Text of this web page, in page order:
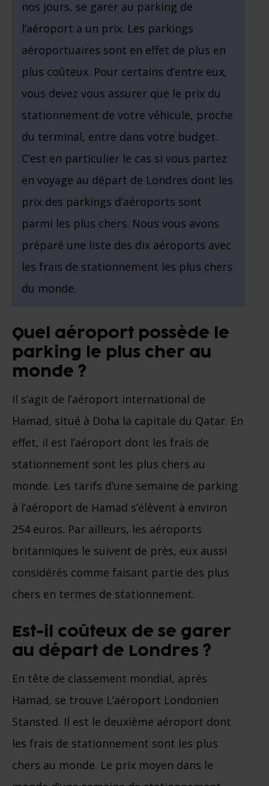
nos jours, se garer au parking de
l’aéroport a un prix. Les parkings
aéroportuaires sont en effet de plus en
plus coûteux. Pour certains d’entre eux,
vous devez vous assurer que le prix du
stationnement de votre véhicule, proche
du terminal, entre dans votre budget.
C’est en particulier le cas si vous partez
en voyage au départ de Londres dont les
prix des parkings d’aéroports sont
parmi les plus chers. Nous vous avons
préparé une liste des dix aéroports avec
les frais de stationnement les plus chers
du monde.
Quel aéroport possède le
parking le plus cher au
monde ?
Il s’agit de l’aéroport international de
Hamad, situé à Doha la capitale du Qatar. En
effet, il est l’aéroport dont les frais de
stationnement sont les plus chers au
monde. Les tarifs d’une semaine de parking
à l’aéroport de Hamad s’élèvent à environ
254 euros. Par ailleurs, les aéroports
britanniques le suivent de près, eux aussi
considérés comme faisant partie des plus
chers en termes de stationnement.
Est-il coûteux de se garer
au départ de Londres ?
En tête de classement mondial, après
Hamad, se trouve L’aéroport Londonien
Stansted. Il est le deuxième aéroport dont
les frais de stationnement sont les plus
chers au monde. Le prix moyen dans le